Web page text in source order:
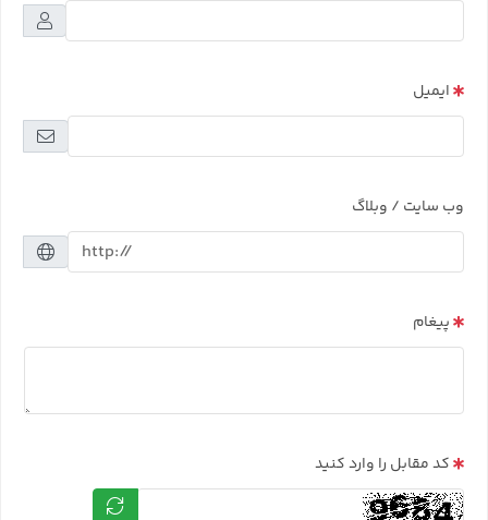
ایمیل
وب سایت / وبلاگ
پیغام
کد مقابل را وارد کنید